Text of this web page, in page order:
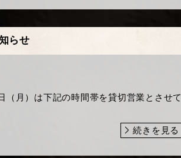
らせ
（月）は下記の時間帯を貸切営業とさせて
続きを見る